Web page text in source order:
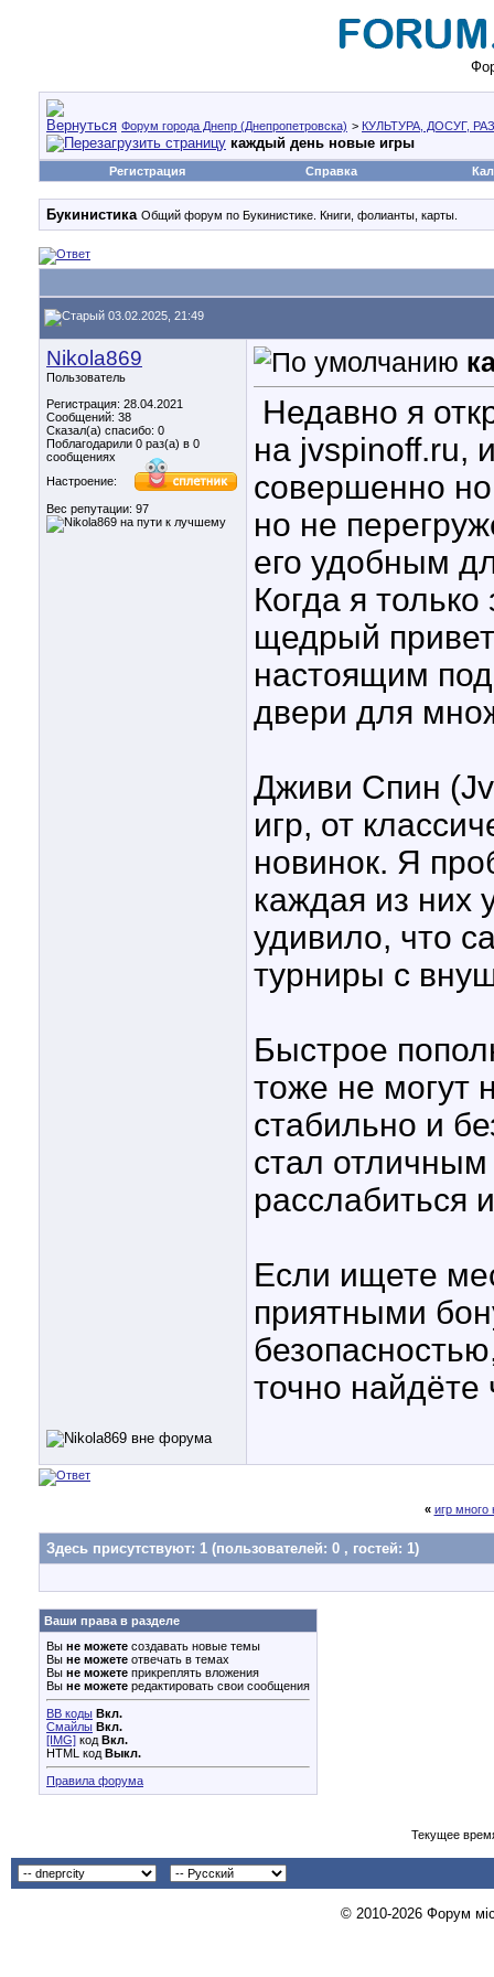
Форум города Днепр (Днепропетровска) > КУЛЬТУРА, ДОСУГ,
каждый день новые игры
Регистрация Справка
Букинистика Общий форум по Букинистике. Книги, фолианты, карты.
03.02.2025, 21:49
Nikola869
Пользователь
Регистрация: 28.04.2021
Сообщений: 38
Сказал(а) спасибо: 0
Поблагодарили 0 раз(а) в 0
сообщениях
Настроение:
Вес репутации: 97
Недавно я
на jvspinoff.ru,
совершенно
но не
его удобным
Когда я
щедрый
настоящим
двери для
Дживи Спин
игр, от
новинок. Я
каждая из них
удивило, что
турниры с
Быстрое
тоже не могут
стабильно и
стал
расслабиться
Если ищете
приятными
точно найдёте
« игр много
Здесь присутствуют: 1 (пользователей: 0 , гостей: 1)
Ваши права в разделе
Вы не можете создавать новые темы
Вы не можете отвечать в темах
Вы не можете прикреплять вложения
Вы не можете редактировать свои сообщения
BB коды Вкл.
Смайлы Вкл.
[IMG] код Вкл.
HTML код Выкл.
Правила форума
Текущее
© 2010-2026 Форум